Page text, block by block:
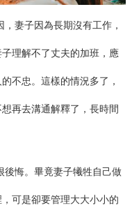
妻子因為長期沒有工作，
理解不了丈夫的加班，應
不忠。這樣的情況多了，
再去溝通解釋了，長時間
悔。畢竟妻子犧牲自己做
可是卻要管理大大小小的